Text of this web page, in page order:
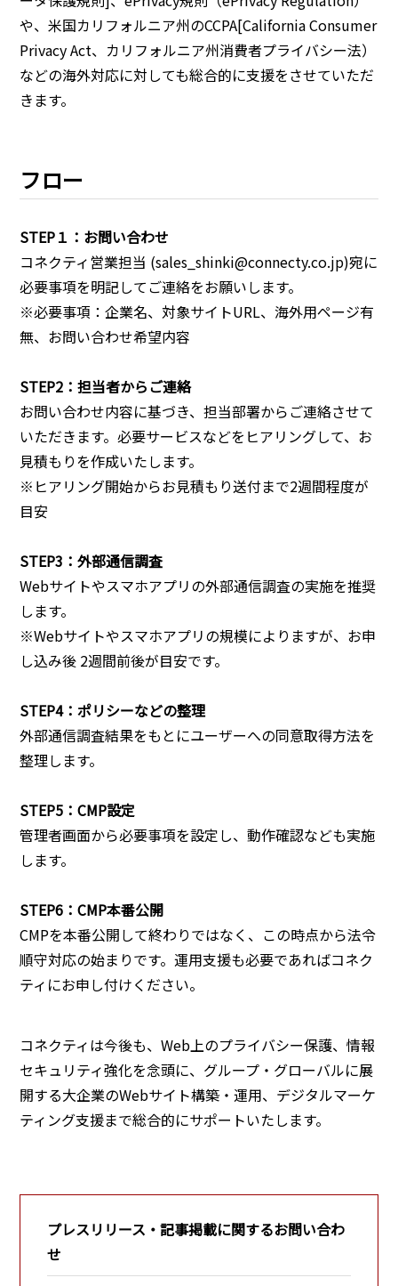
や、米国カリフォルニア州のCCPA[California Consumer
Privacy Act、カリフォルニア州消費者プライバシー法）
などの海外対応に対しても総合的に支援をさせていただ
きます。
フロー
STEP１：お問い合わせ
コネクティ営業担当 (sales_shinki@connecty.co.jp)宛に
必要事項を明記してご連絡をお願いします。
※必要事項：企業名、対象サイトURL、海外用ページ有
無、お問い合わせ希望内容
STEP2：担当者からご連絡
お問い合わせ内容に基づき、担当部署からご連絡させて
いただきます。必要サービスなどをヒアリングして、お
見積もりを作成いたします。
※ヒアリング開始からお見積もり送付まで2週間程度が
目安
STEP3：外部通信調査
Webサイトやスマホアプリの外部通信調査の実施を推奨
します。
※Webサイトやスマホアプリの規模によりますが、お申
し込み後 2週間前後が目安です。
STEP4：ポリシーなどの整理
外部通信調査結果をもとにユーザーへの同意取得方法を
整理します。
STEP5：CMP設定
管理者画面から必要事項を設定し、動作確認なども実施
します。
STEP6：CMP本番公開
CMPを本番公開して終わりではなく、この時点から法令
順守対応の始まりです。運用支援も必要であればコネク
ティにお申し付けください。
コネクティは今後も、Web上のプライバシー保護、情報
セキュリティ強化を念頭に、グループ・グローバルに展
開する大企業のWebサイト構築・運用、デジタルマーケ
ティング支援まで総合的にサポートいたします。
プレスリリース・記事掲載に関するお問い合わ
せ